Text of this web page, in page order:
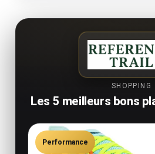
SHOPPING
Les 5 meilleurs bons
Performance